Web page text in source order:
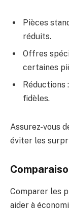
Pièces
réduits.
Offres
certaines
Réductions
fidèles.
Assurez-vous
éviter les
Comparer les
aider à